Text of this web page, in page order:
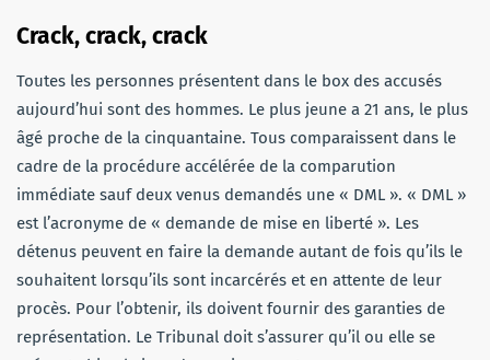
Crack, crack, crack
Toutes les personnes présentent dans le box des accusés
aujourd’hui sont des hommes. Le plus jeune a 21 ans, le plus
âgé proche de la cinquantaine. Tous comparaissent dans le
cadre de la procédure accélérée de la comparution
immédiate sauf deux venus demandés une « DML ». « DML »
est l’acronyme de « demande de mise en liberté ». Les
détenus peuvent en faire la demande autant de fois qu’ils le
souhaitent lorsqu’ils sont incarcérés et en attente de leur
procès. Pour l’obtenir, ils doivent fournir des garanties de
représentation. Le Tribunal doit s’assurer qu’il ou elle se